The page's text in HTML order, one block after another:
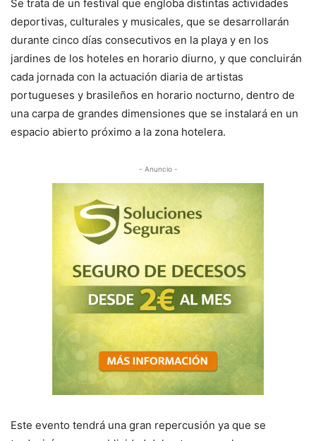
Se trata de un festival que engloba distintas actividades
deportivas, culturales y musicales, que se desarrollarán
durante cinco días consecutivos en la playa y en los
jardines de los hoteles en horario diurno, y que concluirán
cada jornada con la actuación diaria de artistas
portugueses y brasileños en horario nocturno, dentro de
una carpa de grandes dimensiones que se instalará en un
espacio abierto próximo a la zona hotelera.
- Anuncio -
Este evento tendrá una gran repercusión ya que se